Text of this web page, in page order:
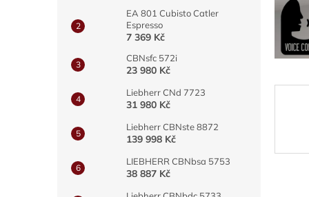
EA 801 Cubisto Catler
Espresso
7 369 Kč
CBNsfc 572i
23 980 Kč
Liebherr CNd 7723
31 980 Kč
Liebherr CBNste 8872
139 998 Kč
LIEBHERR CBNbsa 5753
38 887 Kč